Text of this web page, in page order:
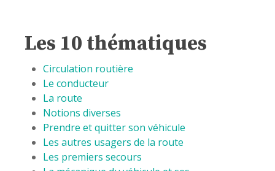
Les 10 thématiques
Circulation routière
Le conducteur
La route
Notions diverses
Prendre et quitter son véhicule
Les autres usagers de la route
Les premiers secours